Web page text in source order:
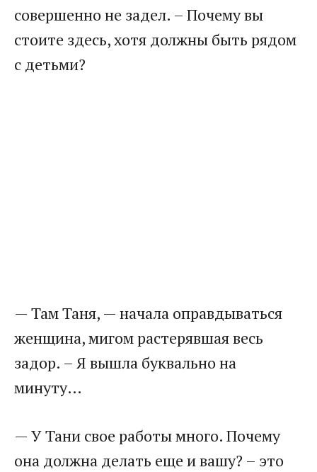
совершенно не задел. – Почему вы
стоите здесь, хотя должны быть рядом
с детьми?
— Там Таня, — начала оправдываться
женщина, мигом растерявшая весь
задор. – Я вышла буквально на
минуту…
— У Тани свое работы много. Почему
она должна делать еще и вашу? – это